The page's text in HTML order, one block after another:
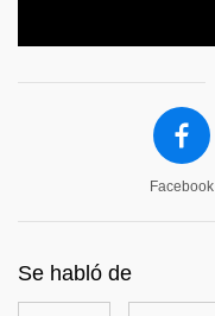
Facebook
Se habló de